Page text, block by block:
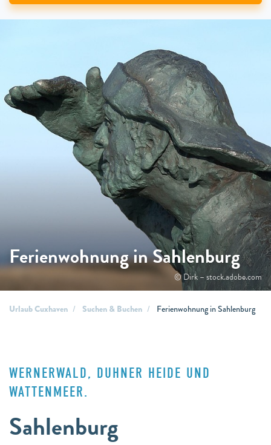
© Dirk – stock.adobe.com
Ferienwohnung in Sahlenburg
Urlaub Cuxhaven Suchen & Buchen Ferienwohnung in Sahlenburg
Sahlenburg
WERNERWALD, DUHNER HEIDE UND
WATTENMEER.